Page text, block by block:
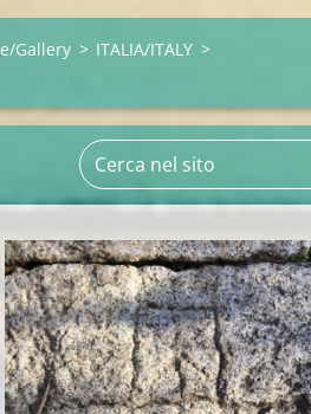
Gallery > ITALIA/ITALY >